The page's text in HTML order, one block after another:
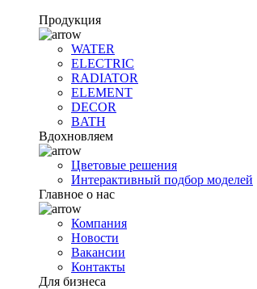
Продукция
WATER
ELECTRIC
RADIATOR
ELEMENT
DECOR
BATH
Вдохновляем
Цветовые решения
Интерактивный подбор моделей
Главное о нас
Компания
Новости
Вакансии
Контакты
Для бизнеса